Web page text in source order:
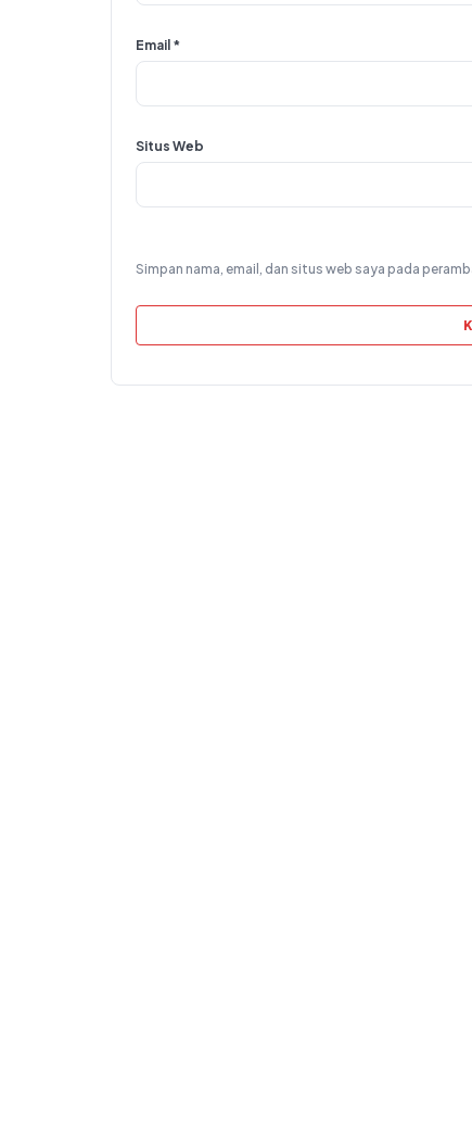
Email *
Situs Web
Simpan nama, email, dan situs web saya pada